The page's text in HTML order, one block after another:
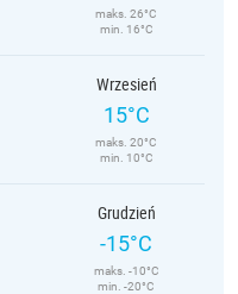
maks. 26°C
min. 16°C
Wrzesień
15°C
maks. 20°C
min. 10°C
Grudzień
-15°C
maks. -10°C
min. -20°C